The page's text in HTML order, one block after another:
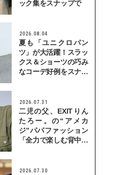
ック集をスナップで
2026.08.04
夏も「ユニクロパン
ツ」が大活躍！スラッ
クス＆ショーツの巧み
なコーデ好例をスナッ
2026.07.31
二児の父、EXITりん
たろー。の“アメカ
ジ”パパファッション
「全力で楽しむ背中を
2026.07.30